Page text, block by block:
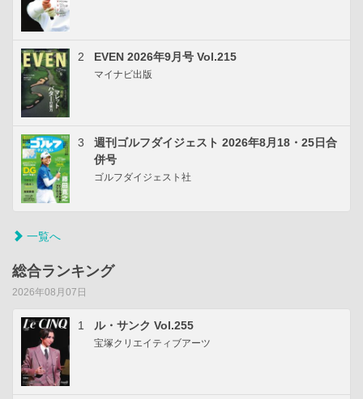
2 EVEN 2026年9月号 Vol.215
マイナビ出版
3
週刊ゴルフダイジェスト 2026年8月18・25日合
併号
ゴルフダイジェスト社
一覧へ
総合ランキング
2026年08月07日
1 ル・サンク Vol.255
宝塚クリエイティブアーツ